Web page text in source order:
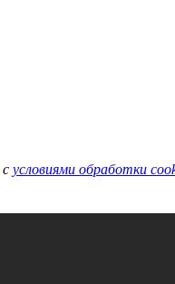
с условиями обработки